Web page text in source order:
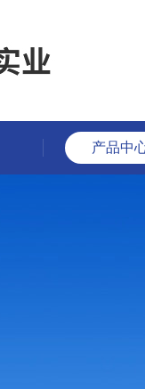
产品中